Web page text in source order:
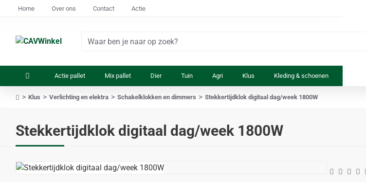
Home Over ons Contact Actie
Waar
Actie pallet Mix pallet Dier Tuin Agri Klus Kleding & schoenen
Stekkertijdklok digitaal dag/week 1800W
Klus Verlichting en elektra Schakelklokken en dimmers Stekkertijdklok digitaal dag/week 1800W